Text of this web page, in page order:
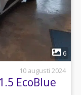
6
10 augusti 2024
EcoBlue